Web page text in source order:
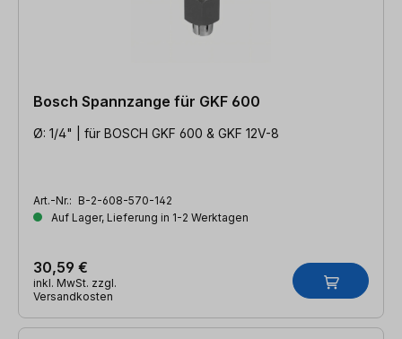
Bosch Spannzange für GKF 600
Ø: 1/4" | für BOSCH GKF 600 & GKF 12V-8
Art.-Nr.: B-2-608-570-142
Auf Lager, Lieferung in 1-2 Werktagen
30,59 €
inkl. MwSt. zzgl.
Versandkosten